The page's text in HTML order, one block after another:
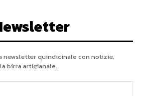
newsletter quindicinale con notizie,
birra artigianale.